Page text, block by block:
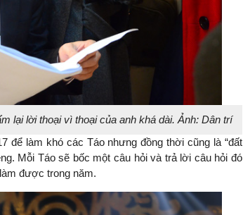
lại lời thoại vì thoại của anh khá dài. Ảnh: Dân trí
để làm khó các Táo nhưng đồng thời cũng là “đất
Mỗi Táo sẽ bốc một câu hỏi và trả lời câu hỏi đó
được trong năm.